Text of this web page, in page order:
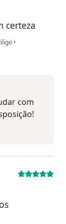
certeza
•
com